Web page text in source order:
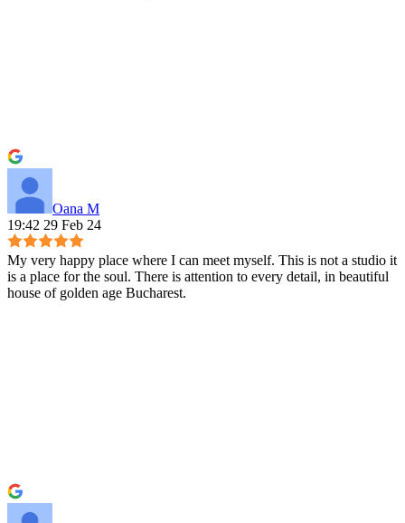
Oana M
19:42 29 Feb 24
My very happy place where I can meet myself. This is not a studio it
is a place for the soul. There is attention to every detail, in beautiful
house of golden age Bucharest.